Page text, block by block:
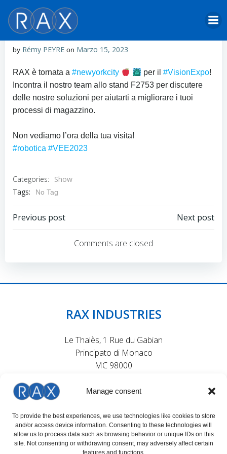
Manage consent
To provide the best experiences, we use technologies like cookies to store
and/or access device information. Consenting to these technologies will
allow us to process data such as browsing behavior or unique IDs on this
site. Not consenting or withdrawing consent, may adversely affect certain
features and functions.
by Rémy PEYRE on Marzo 15, 2023
RAX è tornata a #newyorkcity per il#VisionExpo!
Incontra il nostro team allo stand F2753 per discutere
delle nostre soluzioni per aiutarti a migliorare i tuoi
processi di magazzino.
Non vediamo l’ora della tua visita!
#robotica #VEE2023
Categories: Show
Tags:
No Tag
Post
navigation
Previous post
navigation
Next post
Comments are closed
RAX INDUSTRIES
Le Thalès, 1 Rue du Gabian
Principato di Monaco
MC 98000
Segui le novità di RAX Solutions
sui nostri social